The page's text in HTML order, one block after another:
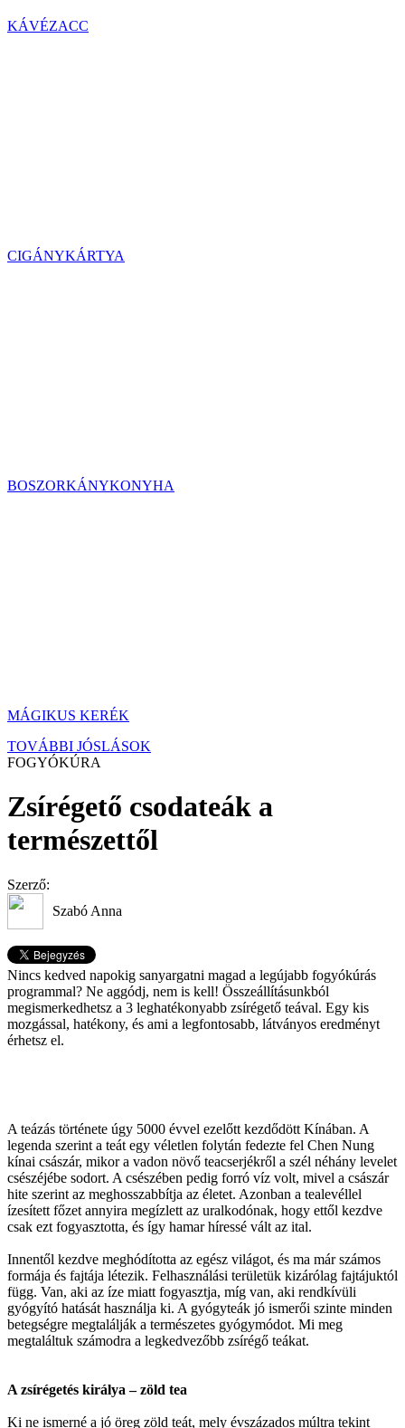
KÁVÉZACC
CIGÁNYKÁRTYA
BOSZORKÁNYKONYHA
MÁGIKUS KERÉK
TOVÁBBI JÓSLÁSOK
FOGYÓKÚRA
Zsírégető csodateák a
természettől
Szerző:
Szabó Anna
Nincs kedved napokig sanyargatni magad a legújabb fogyókúrás
programmal? Ne aggódj, nem is kell! Összeállításunkból
megismerkedhetsz a 3 leghatékonyabb zsírégető teával. Egy kis
mozgással, hatékony, és ami a legfontosabb, látványos eredményt
érhetsz el.
A teázás története úgy 5000 évvel ezelőtt kezdődött Kínában. A
legenda szerint a teát egy véletlen folytán fedezte fel Chen Nung
kínai császár, mikor a vadon növő teacserjékről a szél néhány levelet
csészéjébe sodort. A csészében pedig forró víz volt, mivel a császár
hite szerint az meghosszabbítja az életet. Azonban a tealevéllel
ízesített főzet annyira megízlett az uralkodónak, hogy ettől kezdve
csak ezt fogyasztotta, és így hamar híressé vált az ital.
Innentől kezdve meghódította az egész világot, és ma már számos
formája és fajtája létezik. Felhasználási területük kizárólag fajtájuktól
függ. Van, aki az íze miatt fogyasztja, míg van, aki rendkívüli
gyógyító hatását használja ki. A gyógyteák jó ismerői szinte minden
betegségre megtalálják a természetes gyógymódot. Mi meg
megtaláltuk számodra a legkedvezőbb zsírégő teákat.
A zsírégetés királya – zöld tea
Ki ne ismerné a jó öreg zöld teát, mely évszázados múltra tekint